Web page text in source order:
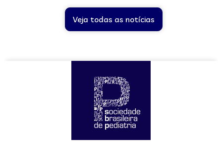
Veja todas as notícias